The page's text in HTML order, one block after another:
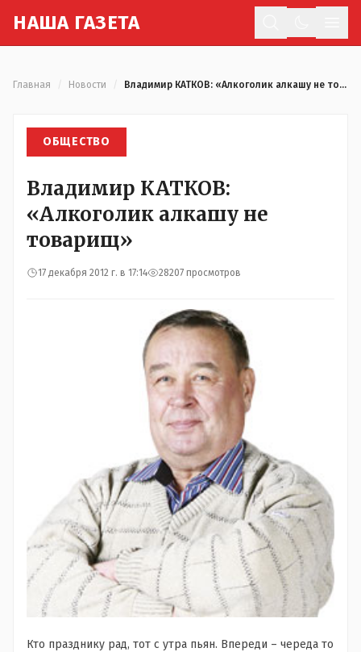
НАША ГАЗЕТА
Главная Новости Владимир КАТКОВ: «Алкоголик алкашу не товарищ»
ОБЩЕСТВО
Владимир КАТКОВ:
«Алкоголик алкашу не
товарищ»
17 декабря 2012 г. в 17:14 28207 просмотров
Кто празднику рад, тот с утра пьян. Впереди – череда то